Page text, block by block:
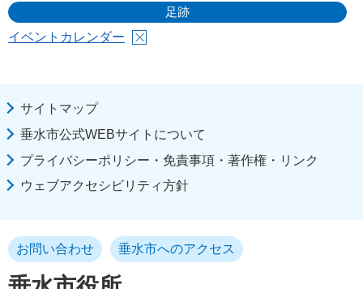
足跡
イベントカレンダー
サイトマップ
垂水市公式WEBサイトについて
プライバシーポリシー・免責事項・著作権・リンク
ウェブアクセシビリティ方針
お問い合わせ 垂水市へのアクセス